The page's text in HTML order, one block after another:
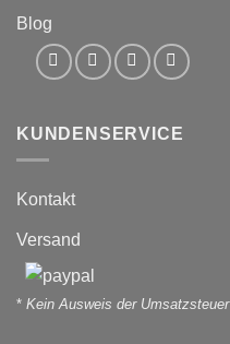
Blog
KUNDENSERVICE
Kontakt
Versand
* Kein Ausweis der Umsatzsteuer